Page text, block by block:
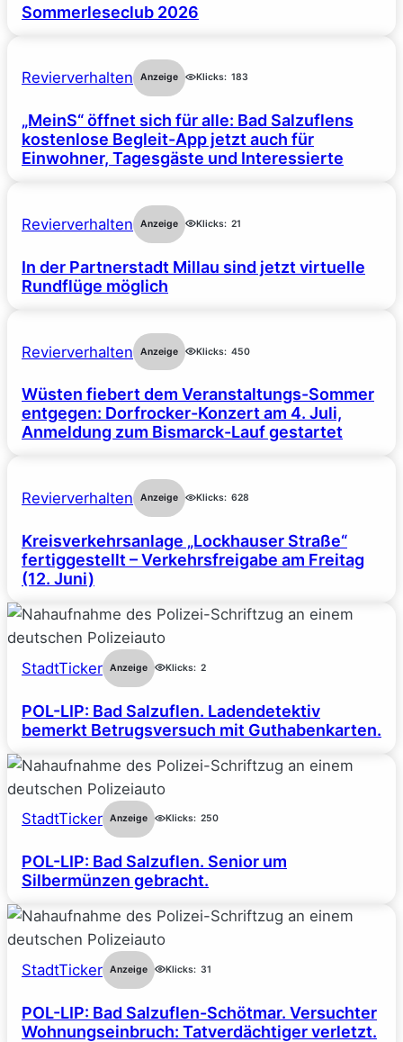
Sommerleseclub 2026
Revierverhalten Anzeige Klicks: 183
„MeinS“ öffnet sich für alle: Bad Salzuflens
kostenlose Begleit-App jetzt auch für
Einwohner, Tagesgäste und Interessierte
Revierverhalten Anzeige Klicks: 21
In der Partnerstadt Millau sind jetzt virtuelle
Rundflüge möglich
Revierverhalten Anzeige Klicks: 450
Wüsten fiebert dem Veranstaltungs-Sommer
entgegen: Dorfrocker-Konzert am 4. Juli,
Anmeldung zum Bismarck-Lauf gestartet
Revierverhalten Anzeige Klicks: 628
Kreisverkehrsanlage „Lockhauser Straße“
fertiggestellt – Verkehrsfreigabe am Freitag
(12. Juni)
StadtTicker Anzeige Klicks: 2
POL-LIP: Bad Salzuflen. Ladendetektiv
bemerkt Betrugsversuch mit Guthabenkarten.
StadtTicker Anzeige Klicks: 250
POL-LIP: Bad Salzuflen. Senior um
Silbermünzen gebracht.
StadtTicker Anzeige Klicks: 31
POL-LIP: Bad Salzuflen-Schötmar. Versuchter
Wohnungseinbruch: Tatverdächtiger verletzt.